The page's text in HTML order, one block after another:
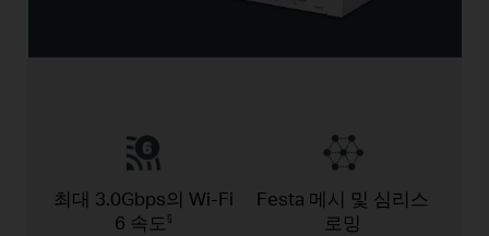
최대 3.0Gbps의 Wi-Fi
6 속도 §
Festa 메시 및 심리스
로밍